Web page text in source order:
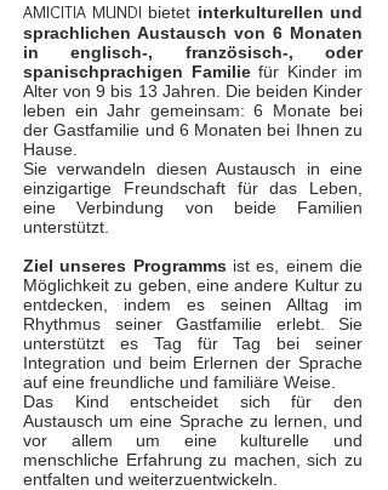
AMICITIA MUNDI bietet interkulturellen und
sprachlichen Austausch von 6 Monaten
in englisch-, französisch-, oder
spanischprachigen Familiefür Kinder im
Alter von 9 bis 13 Jahren. Die beiden Kinder
leben ein Jahr gemeinsam: 6 Monate bei
der Gastfamilie und 6 Monaten bei Ihnen zu
Hause.
Sie verwandeln diesen Austausch in eine
einzigartige Freundschaft für das Leben,
eine Verbindung von beide Familien
unterstützt.
Ziel unseres Programms ist es, einem die
Möglichkeit zu geben, eine andere Kultur zu
entdecken, indem es seinen Alltag im
Rhythmus seiner Gastfamilie erlebt. Sie
unterstützt es Tag für Tag bei seiner
Integration und beim Erlernen der Sprache
auf eine freundliche und familiäre Weise.
Das Kind entscheidet sich für den
Austausch um eine Sprache zu lernen, und
vor allem um eine kulturelle und
menschliche Erfahrung zu machen, sich zu
entfalten und weiterzuentwickeln.